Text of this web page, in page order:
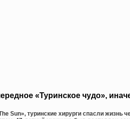
«Туринское чудо»,
Sun», туринские хирурги спасли жизнь